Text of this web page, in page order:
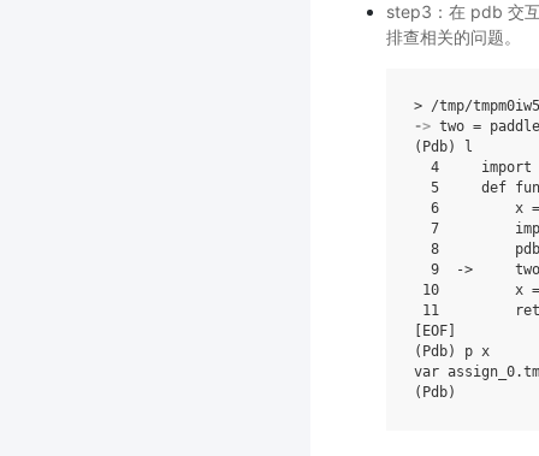
step3：在 pdb 交
排查相关的问题。
> /tmp/
-> two = paddle
( Pdb)
l
4
import
5
def
6
x =
7
8
pdb
9
->
two
10
x =
11
EOF]
( Pdb) p x
var assign_0.
( Pdb)